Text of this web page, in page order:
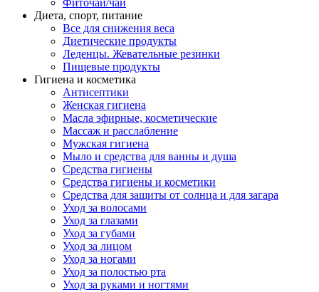
Фиточай/чай
Диета, спорт, питание
Все для снижения веса
Диетические продукты
Леденцы. Жевательные резинки
Пищевые продукты
Гигиена и косметика
Антисептики
Женская гигиена
Масла эфирные, косметические
Массаж и расслабление
Мужская гигиена
Мыло и средства для ванны и душа
Средства гигиены
Средства гигиены и косметики
Средства для защиты от солнца и для загара
Уход за волосами
Уход за глазами
Уход за губами
Уход за лицом
Уход за ногами
Уход за полостью рта
Уход за руками и ногтями